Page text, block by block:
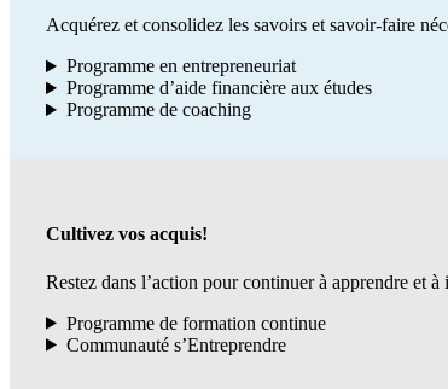
Acquérez et consolidez les savoirs et savoir-faire
Programme en entrepreneuriat
Programme d’aide financière aux études
Programme de coaching
Cultivez vos acquis!
Restez dans l’action pour continuer à apprendre et
Programme de formation continue
Communauté s’Entreprendre